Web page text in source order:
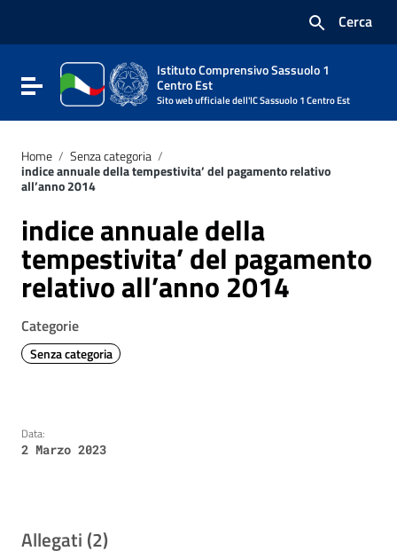
Vai al footer
Cerca
Attiva / disattiva la navigazione
Istituto Comprensivo Sassuolo 1
Centro Est
Sito web ufficiale dell'IC Sassuolo 1 Centro Est
Home / Senza categoria /
indice annuale della tempestivita’ del pagamento relativo
all’anno 2014
indice annuale della
tempestivita’ del pagamento
relativo all’anno 2014
Categorie
Senza categoria
Data:
2 Marzo 2023
Allegati (2)